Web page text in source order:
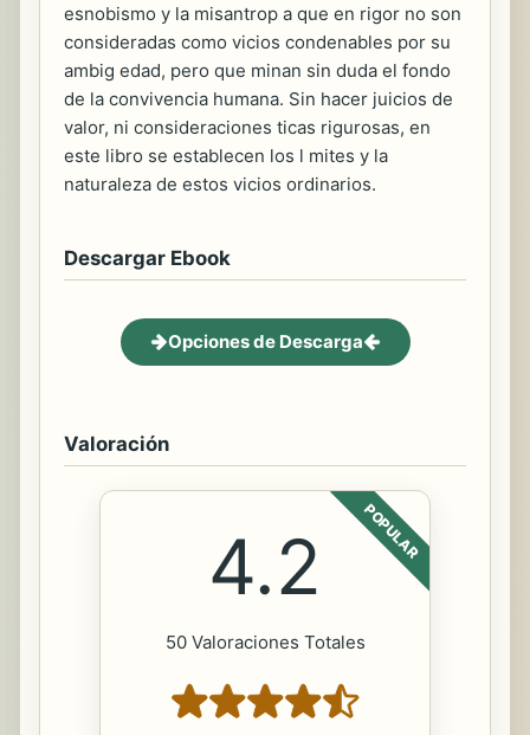
esnobismo y la misantrop a que en rigor no son
consideradas como vicios condenables por su
ambig edad, pero que minan sin duda el fondo
de la convivencia humana. Sin hacer juicios de
valor, ni consideraciones ticas rigurosas, en
este libro se establecen los l mites y la
naturaleza de estos vicios ordinarios.
Descargar Ebook
Opciones de Descarga
Valoración
POPULAR
4.2
50 Valoraciones Totales